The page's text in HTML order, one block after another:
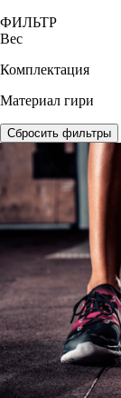
ФИЛЬТР
Вес
Комплектация
Материал гири
Сбросить фильтры